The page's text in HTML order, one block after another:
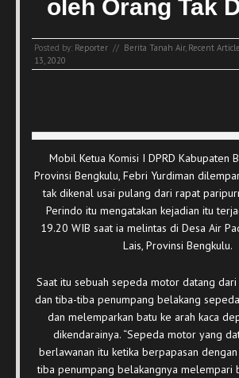
oleh Orang Tak
Posted by: Reporter // Berita Tanah Air, Recent
13, 2020
Mobil Ketua Komisi I DPRD Kabupaten
Provinsi Bengkulu, Febri Yurdiman
tak dikenal usai pulang dari rapat
Perindo itu mengatakan kejadian itu
19.20 WIB saat ia melintas di Desa Air
Lais, Provinsi Bengkulu.
Saat itu sebuah sepeda motor datang
dan tiba-tiba penumpang belakang
dan melemparkan batu ke arah kaca
dikendarainya. “Sepeda motor yang
berlawanan itu ketika berpapasan
tiba penumpang belakangnya melempari